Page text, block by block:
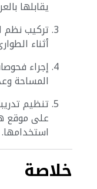
يقابلها
تركيب نظم
أثناء
إجراء
المساحة
تنظيم
على موقع
استخدامها.
خلاصة